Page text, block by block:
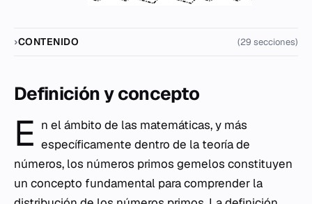
CONTENIDO (29 secciones)
Definición y concepto
E n el ámbito de las matemáticas, y más
específicamente dentro de la teoría de
números, los números primos gemelos constituyen
un concepto fundamental para comprender la